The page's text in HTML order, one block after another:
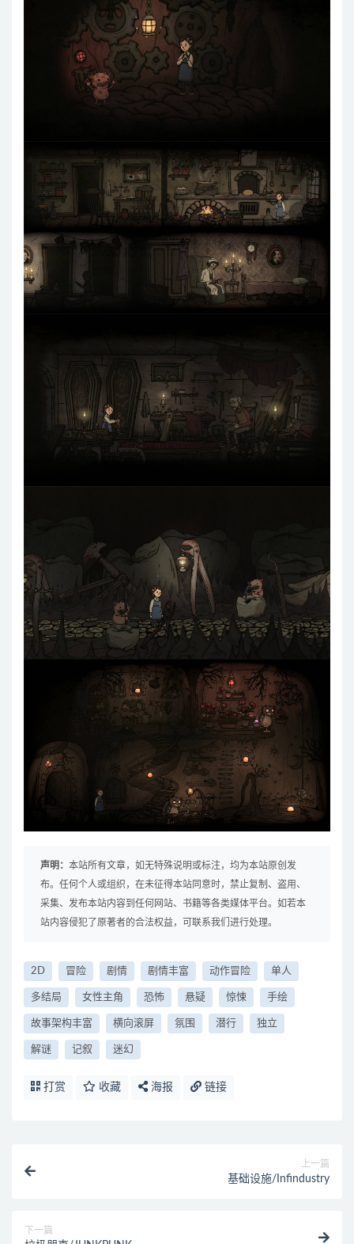
声明： 本站所有文章，如无特殊说明或标注，均为本站原创发
布。任何个人或组织，在未征得本站同意时，禁止复制、盗用、
采集、发布本站内容到任何网站、书籍等各类媒体平台。如若本
站内容侵犯了原著者的合法权益，可联系我们进行处理。
2D 冒险 剧情 剧情丰富 动作冒险 单人
多结局 女性主角 恐怖 悬疑 惊悚 手绘
故事架构丰富 横向滚屏 氛围 潜行 独立
解谜 记叙 迷幻
打赏 收藏 海报 链接
上一篇
基础设施/Infindustry
下一篇